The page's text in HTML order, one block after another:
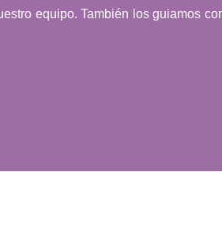
equipo. También los guiamos